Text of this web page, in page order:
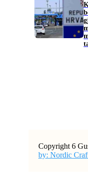
Copyright 6
by: Nordic